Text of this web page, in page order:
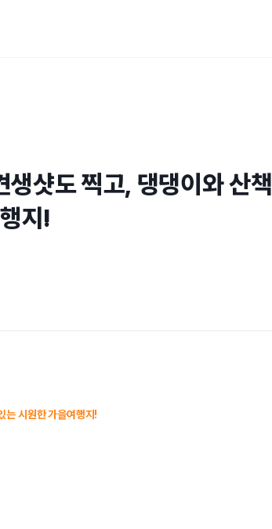
샷도 찍고, 댕댕이와 산책
지!
는 시원한 가을여행지!